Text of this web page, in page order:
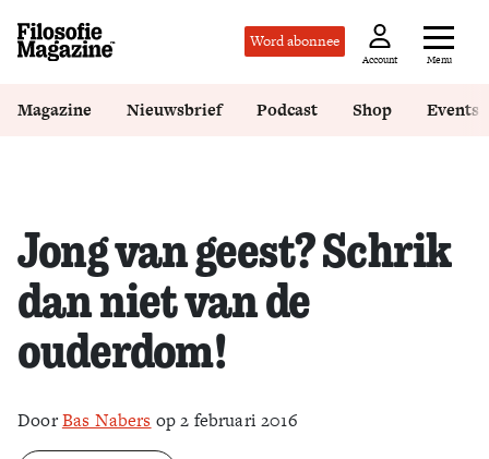
Word abonnee
Account Menu
Magazine Nieuwsbrief Podcast Shop Events
Jong van geest? Schrik
dan niet van de
ouderdom!
DoorBas Nabers op 2 februari 2016